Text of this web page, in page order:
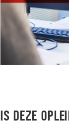
Is deze